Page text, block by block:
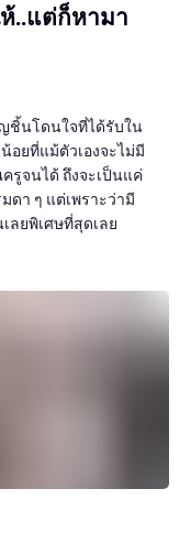
..แต่ก็หามา
ชิ้นโดนใจที่ได้รับใน
อยที่แม้ตัวเองจะไม่มี
รูจนได้ ถึงจะเป็นแค่
ดา ๆ แต่เพราะว่ามี
ลยพิเศษที่สุดเลย